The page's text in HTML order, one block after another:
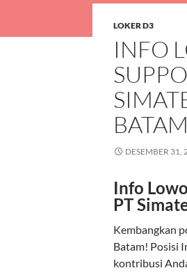
LOKER D3
INFO
BATAM
DESEMBER 31,
Info
PT
Kembangkan
Batam! Posisi
kontribusi